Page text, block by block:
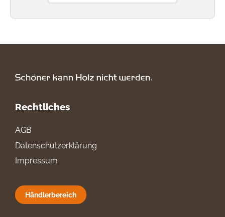
Rechtliches
AGB
Datenschutzerklärung
Impressum
Händlerbereich